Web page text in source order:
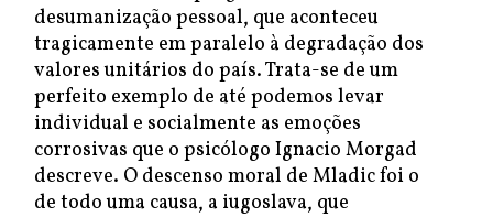
desumanização pessoal, que aconteceu
tragicamente em paralelo à degradação dos
valores unitários do país. Trata-se de um
perfeito exemplo de até podemos levar
individual e socialmente as emoções
corrosivas que o psicólogo Ignacio Morgad
descreve. O descenso moral de Mladic foi o
de todo uma causa, a iugoslava, que